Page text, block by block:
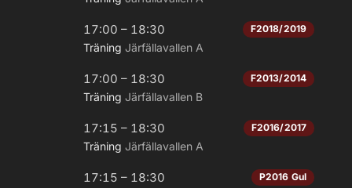
17:00 – 18:30 F2018/2019
Träning Järfällavallen A
17:00 – 18:30 F2013/2014
Träning Järfällavallen B
17:15 – 18:30 F2016/2017
Träning Järfällavallen A
17:15 – 18:30 P2016 Gul